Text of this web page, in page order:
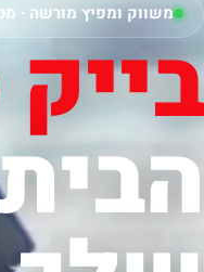
משווק ומפיץ מורשה ·